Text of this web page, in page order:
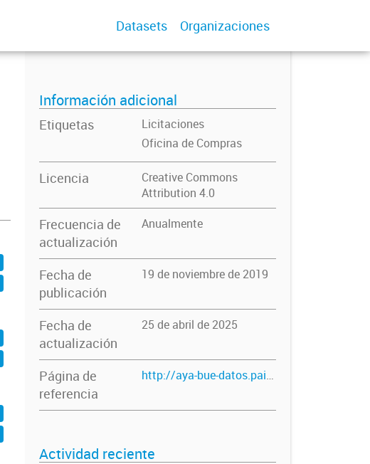
Datasets Organizaciones
Información adicional
Etiquetas
Licitaciones
Oficina de Compras
Licencia
Creative Commons
Attribution 4.0
Frecuencia de
actualización
Anualmente
Fecha de
publicación
19 de noviembre de 2019
Fecha de
actualización
25 de abril de 2025
Página de
referencia
http://aya-bue-datos.paisdigital.modernizacion.gob.ar/dataset/licitaciones
Actividad reciente